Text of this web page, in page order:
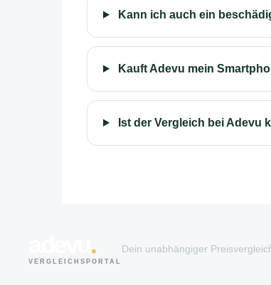
Kann ich auch ein
Kauft Adevu mein
Ist der Vergleich bei Adevu
.
VERGLEICHSPORTAL
Dein unabhängiger